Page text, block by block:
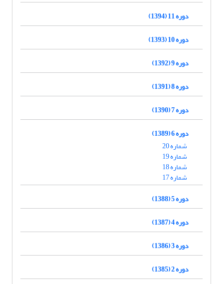
دوره 11 (1394)
دوره 10 (1393)
دوره 9 (1392)
دوره 8 (1391)
دوره 7 (1390)
دوره 6 (1389)
شماره 20
شماره 19
شماره 18
شماره 17
دوره 5 (1388)
دوره 4 (1387)
دوره 3 (1386)
دوره 2 (1385)